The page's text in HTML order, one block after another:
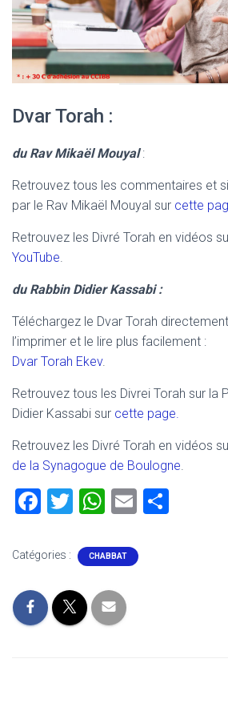
Dvar Torah :
du Rav Mikaël Mouyal:
Retrouvez tous les commentaires et
par le Rav Mikaël Mouyal sur cette
Retrouvez les Divré Torah en vidéos
YouTube
du Rabbin Didier Kassabi :
Téléchargez le Dvar Torah
l’imprimer et le lire plus facilement :
Dvar Torah Ekev.
Retrouvez tous les Divrei Torah sur la
Didier Kassabi sur cette page.
Retrouvez les Divré Torah en vidéos
de la Synagogue de Boulogne
F
ce
o
ok
T
tt
W
at
A
p
E
ai
Catégories : CHABBAT